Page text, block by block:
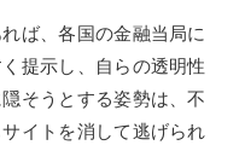
ば、各国の金融当局に
提示し、自らの透明性
そうとする姿勢は、不
イトを消して逃げられ